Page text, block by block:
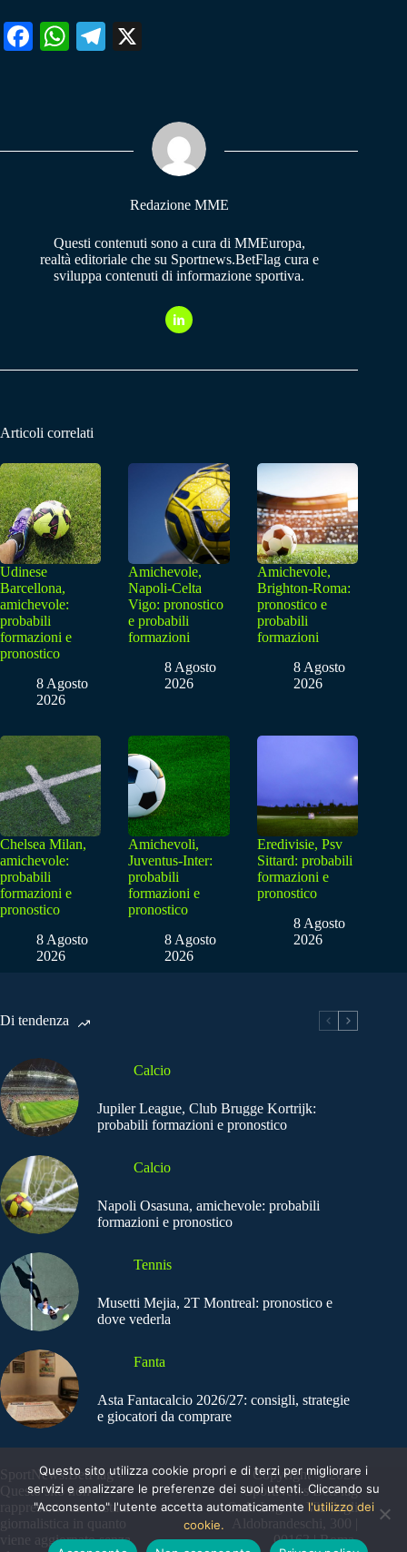
Fa W
pp
Te
m
Redazione MME
Questi contenuti sono a cura di MMEuropa,
realtà editoriale che su Sportnews.BetFlag cura e
sviluppa contenuti di informazione sportiva.
Articoli correlati
Udinese
Barcellona,
amichevole:
probabili
formazioni e
pronostico
8 Agosto
2026
Amichevole,
Napoli-Celta
Vigo: pronostico
e probabili
formazioni
8 Agosto
2026
Amichevole,
Brighton-Roma:
pronostico e
probabili
formazioni
8 Agosto
2026
Chelsea Milan,
amichevole:
probabili
formazioni e
pronostico
8 Agosto
2026
Amichevoli,
Juventus-Inter:
probabili
formazioni e
pronostico
8 Agosto
2026
Eredivisie, Psv
Sittard: probabili
formazioni e
pronostico
8 Agosto
2026
Di tendenza
Calcio
Jupiler League, Club Brugge Kortrijk:
probabili formazioni e pronostico
Calcio
Napoli Osasuna, amichevole: probabili
formazioni e pronostico
Tennis
Musetti Mejia, 2T Montreal: pronostico e
dove vederla
Fanta
Asta Fantacalcio 2026/27: consigli, strategie
e giocatori da comprare
SportNews.BetFlag -
Questo sito non
rappresenta una testata
giornalistica in quanto
viene aggiornato senza
Copyright © 2025
SportNews BetFlag
Sede Legale: Via degli
Aldobrandeschi, 300 |
00163 | Roma
Questo sito utilizza cookie propri e di terzi per migliorare i
servizi e analizzare le preferenze dei suoi utenti. Cliccando su
"Acconsento" l'utente accetta automaticamente l'utilizzo dei
cookie.